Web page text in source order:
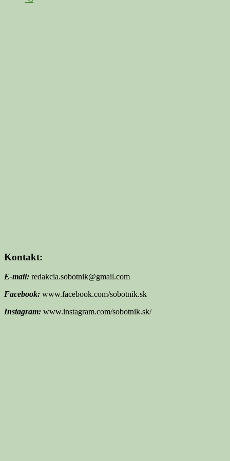
Kontakt:
E-mail: redakcia.sobotnik@gmail.com
Facebook: www.facebook.com/sobotnik.sk
Instagram: www.instagram.com/sobotnik.sk/